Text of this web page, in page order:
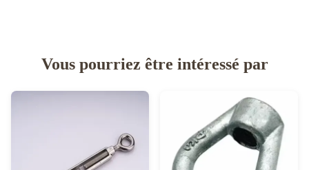
Vous pourriez être intéressé par